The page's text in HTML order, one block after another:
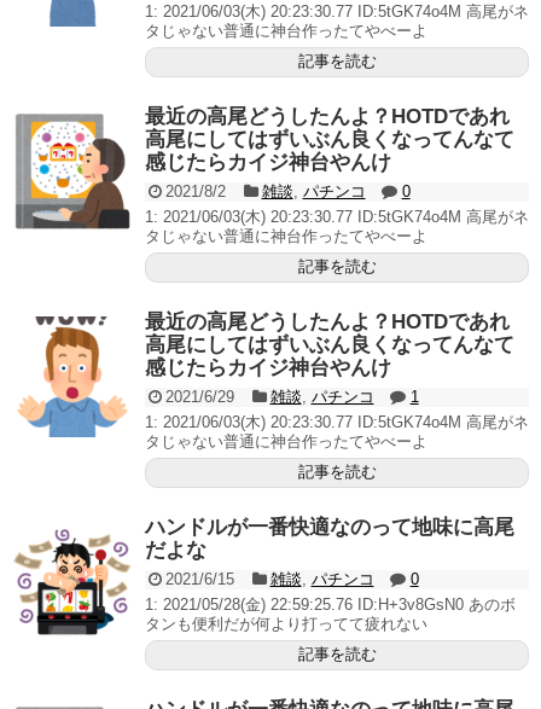
1: 2021/06/03(木) 20:23:30.77 ID:5tGK74o4M 高尾がネ
タじゃない普通に神台作ったてやべーよ
記事を読む
最近の高尾どうしたんよ？HOTDであれ
高尾にしてはずいぶん良くなってんなて
感じたらカイジ神台やんけ
2021/8/2 雑談 パチンコ
0
1: 2021/06/03(木) 20:23:30.77 ID:5tGK74o4M 高尾がネ
タじゃない普通に神台作ったてやべーよ
記事を読む
最近の高尾どうしたんよ？HOTDであれ
高尾にしてはずいぶん良くなってんなて
感じたらカイジ神台やんけ
2021/6/29 雑談 パチンコ
1
1: 2021/06/03(木) 20:23:30.77 ID:5tGK74o4M 高尾がネ
タじゃない普通に神台作ったてやべーよ
記事を読む
ハンドルが一番快適なのって地味に高尾
だよな
2021/6/15 雑談 パチンコ
0
1: 2021/05/28(金) 22:59:25.76 ID:H+3v8GsN0 あのボ
タンも便利だが何より打ってて疲れない
記事を読む